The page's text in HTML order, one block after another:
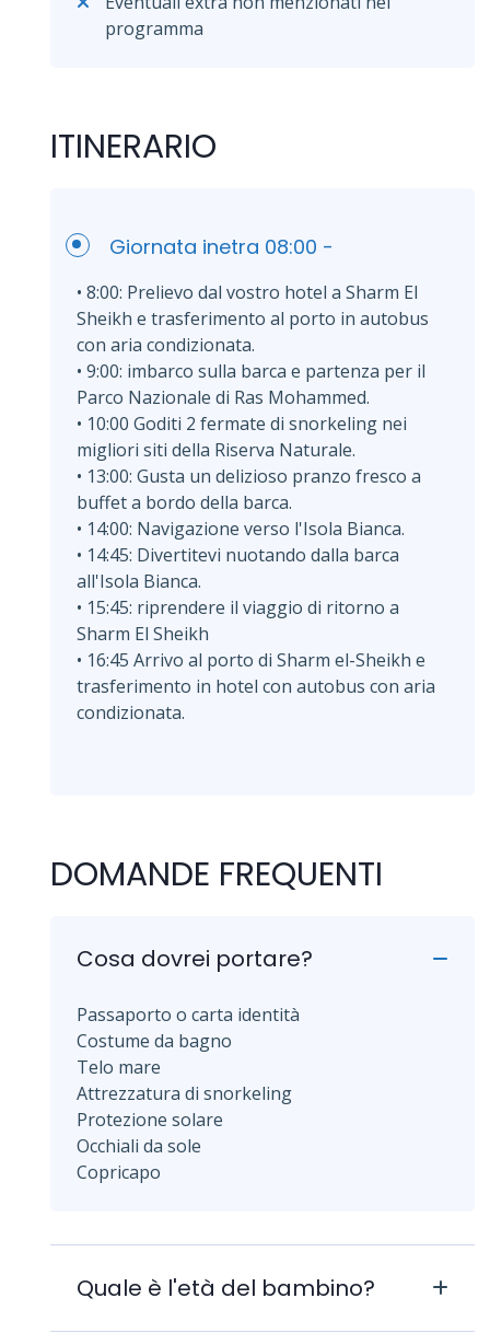
programma
ITINERARIO
Giornata inetra 08:00 -
• 8:00: Prelievo dal vostro hotel a Sharm El
Sheikh e trasferimento al porto in autobus
con aria condizionata.
• 9:00: imbarco sulla barca e partenza per il
Parco Nazionale di Ras Mohammed.
• 10:00 Goditi 2 fermate di snorkeling nei
migliori siti della Riserva Naturale.
• 13:00: Gusta un delizioso pranzo fresco a
buffet a bordo della barca.
• 14:00: Navigazione verso l'Isola Bianca.
• 14:45: Divertitevi nuotando dalla barca
all'Isola Bianca.
• 15:45: riprendere il viaggio di ritorno a
Sharm El Sheikh
• 16:45 Arrivo al porto di Sharm el-Sheikh e
trasferimento in hotel con autobus con aria
condizionata.
DOMANDE FREQUENTI
Cosa dovrei portare?
Passaporto o carta identità
Costume da bagno
Telo mare
Attrezzatura di snorkeling
Protezione solare
Occhiali da sole
Copricapo
Quale è l'età del bambino?